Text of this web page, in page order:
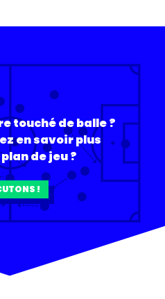
touché de balle ?
en savoir plus
de jeu ?
!